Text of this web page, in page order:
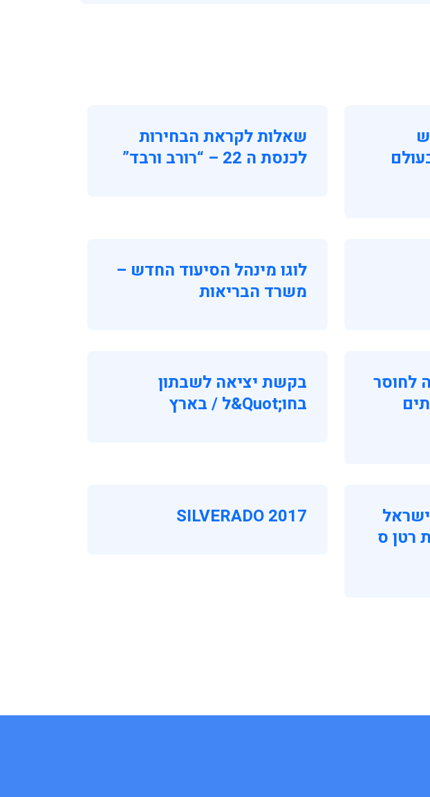
שאלות לקראת הבחירות
לכנסת ה 22 – “רורב ורבד”
לוגו מינהל הסיעוד החדש –
משרד הבריאות
לחוסר
בקשת יציאה לשבתון
בחו;quot&ל / בארץ
רטן ס
SILVERADO 2017